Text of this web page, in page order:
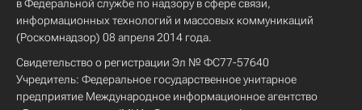
в Федеральной службе по надзору в сфере связи,
информационных технологий и массовых коммуникаций
(Роскомнадзор) 08 апреля 2014 года.
Свидетельство о регистрации Эл № ФС77-57640
Учредитель: Федеральное государственное унитарное
предприятие Международное информационное агентство